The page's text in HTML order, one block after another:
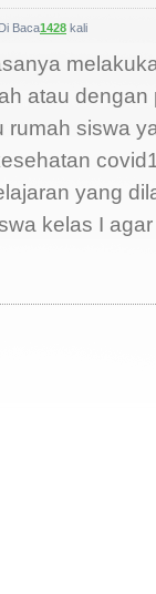
Di Baca1428 kali
atau
siswa
yang
kelas I